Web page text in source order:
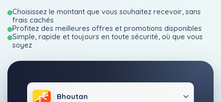
Choisissez le montant que vous souhaitez recevoir, sans
frais cachés
Profitez des meilleures offres et promotions disponibles
Simple, rapide et toujours en toute sécurité, où que vous
soyez
Bhoutan